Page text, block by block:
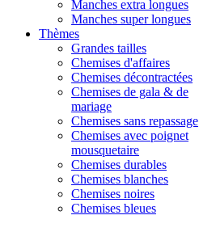
Manches extra longues
Manches super longues
Thèmes
Grandes tailles
Chemises d'affaires
Chemises décontractées
Chemises de gala & de
mariage
Chemises sans repassage
Chemises avec poignet
mousquetaire
Chemises durables
Chemises blanches
Chemises noires
Chemises bleues